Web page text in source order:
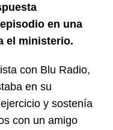
en una
el ministerio.
con Blu Radio,
en su
y sostenía
con un amigo